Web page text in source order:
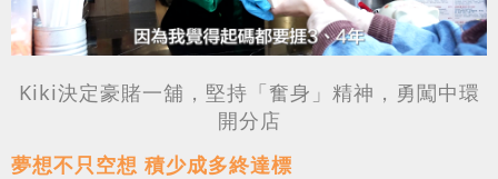
Kiki決定豪賭一舖，堅持「奮身」精神，勇闖中環
開分店
夢想不只空想 積少成多終達標